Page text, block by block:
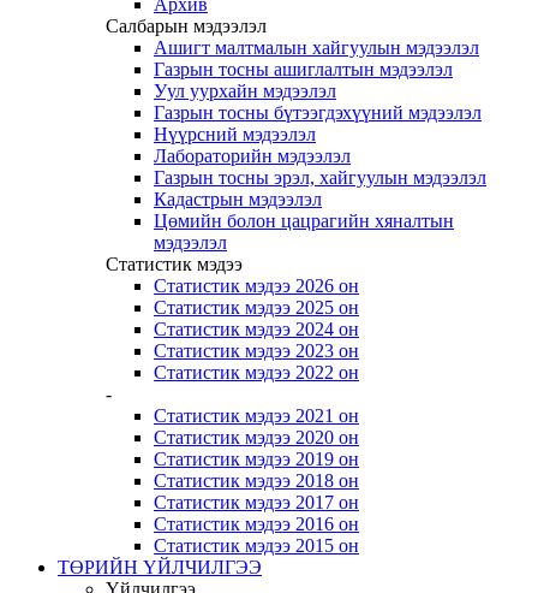
Архив
Салбарын мэдээлэл
Ашигт малтмалын хайгуулын мэдээлэл
Газрын тосны ашиглалтын мэдээлэл
Уул уурхайн мэдээлэл
Газрын тосны бүтээгдэхүүний мэдээлэл
Нүүрсний мэдээлэл
Лабораторийн мэдээлэл
Газрын тосны эрэл, хайгуулын мэдээлэл
Кадастрын мэдээлэл
Цөмийн болон цацрагийн хяналтын
мэдээлэл
Статистик мэдээ
Статистик мэдээ 2026 он
Статистик мэдээ 2025 он
Статистик мэдээ 2024 он
Статистик мэдээ 2023 он
Статистик мэдээ 2022 он
-
Статистик мэдээ 2021 он
Статистик мэдээ 2020 он
Статистик мэдээ 2019 он
Статистик мэдээ 2018 он
Статистик мэдээ 2017 он
Статистик мэдээ 2016 он
Статистик мэдээ 2015 он
ТӨРИЙН ҮЙЛЧИЛГЭЭ
Үйлчилгээ